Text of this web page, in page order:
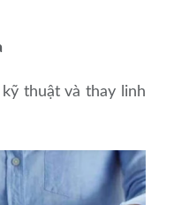
thuật và thay linh